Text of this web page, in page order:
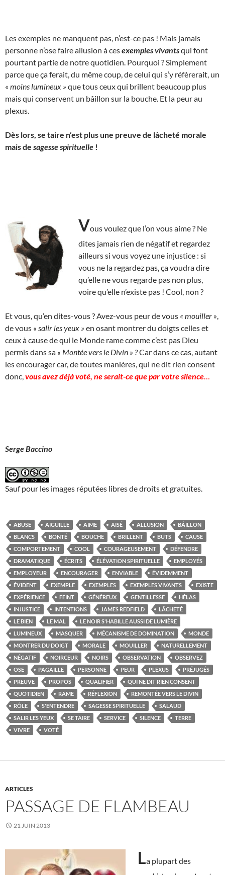
Les exemples ne manquent pas, n’est-ce pas ! Mais jamais
personne n’ose faire allusion à cesexemples vivantsqui font
pourtant partie de notre quotidien. Pourquoi ? Simplement
parce que ça ferait, du même coup, de celui qui s’y réfèrerait, un
« moins lumineux » que tous ceux qui brillent beaucoup plus
mais qui conservent un bâillon sur la bouche. Et la peur au
plexus.
Dès lors, se taire n’est plus une preuve de lâcheté morale
mais de sagesse spirituelle !
Vous voulez que l’on vous aime ? Ne
dites jamais rien de négatif et regardez
ailleurs si vous voyez une injustice : si
vous ne la regardez pas, ça voudra dire
qu’elle ne vous regarde pas non plus,
voire qu’elle n’existe pas ! Cool, non ?
Et vous, qu’en dites-vous ? Avez-vous peur de vous « mouiller »
de vous « salir les yeux » en osant montrer du doigts celles et
ceux à cause de qui le Monde rame comme c’est pas Dieu
permis dans sa « Montée vers le Divin » ?Car dans ce cas, autant
les encourager car, de toutes manières, qui ne dit rien consent
donc, vous avez déjà voté, ne serait-ce que par votre silence
Serge Baccino
Sauf pour les images réputées libres de droits et gratuites.
ABUSE AIGUILLE AIME AISÉ ALLUSION
BÂILLON
BLANCS
BONTÉ BOUCHE BRILLENT BUTS
CAUSE
COMPORTEMENT
COOL COURAGEUSEMENT
DÉFENDRE
DRAMATIQUE
ÉCRITS ÉLÉVATION SPIRITUELLE
EMPLOYÉS
EMPLOYEUR
ENCOURAGER ENVIABLE
ÉVIDEMMENT
ÉVIDENT
EXEMPLE EXEMPLES EXEMPLES VIVANTS
EXISTE
EXPÉRIENCE
FEINT GÉNÉREUX GENTILLESSE
HÉLAS
INJUSTICE
INTENTIONS JAMES REDFIELD
LÂCHETÉ
LE BIEN
LE MAL
LE NOIR S'HABILLE AUSSI DE LUMIÈRE
LUMINEUX
MASQUER MÉCANISME DE DOMINATION
MONDE
MONTRER DU DOIGT
MORALE MOUILLER
NATURELLEMENT
NÉGATIF
NOIRCEUR NOIRS OBSERVATION
OBSERVEZ
OSE
PAGAILLE PERSONNE PEUR PLEXUS
PRÉJUGÉS
PREUVE
PROPOS QUALIFIER
QUI NE DIT RIEN CONSENT
QUOTIDIEN
RAME RÉFLEXION
REMONTÉE VERS LE DIVIN
RÔLE
S'ENTENDRE SAGESSE SPIRITUELLE
SALAUD
SALIR LES YEUX
SE TAIRE SERVICE SILENCE
TERRE
VIVRE
VOTÉ
ARTICLES
PASSAGE DE FLAMBEAU
21 JUIN 2013
La plupart des